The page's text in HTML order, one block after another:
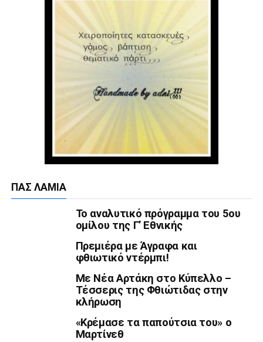
ΠΑΣ ΛΑΜΊΑ
Το αναλυτικό πρόγραμμα του 5ου
ομίλου της Γ’ Εθνικής
Πρεμιέρα με Άγραφα και
φθιωτικό ντέρμπι!
Με Νέα Αρτάκη στο Κύπελλο –
Τέσσερις της Φθιώτιδας στην
κλήρωση
«Κρέμασε τα παπούτσια του» ο
Μαρτίνεθ